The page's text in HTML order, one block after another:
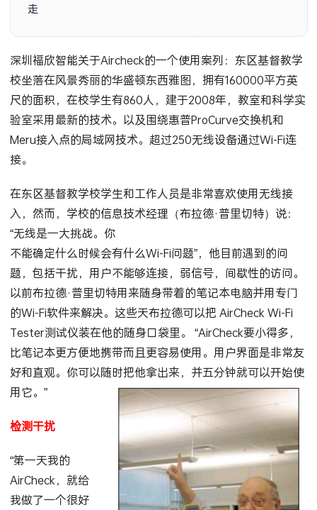
走到隐藏的接入点下方。
深圳福欣智能关于Aircheck的一个使用案列：东区基督教学
校坐落在风景秀丽的华盛顿东西雅图，拥有160000平方英
尺的面积，在校学生有860人，建于2008年，教室和科学实
验室采用最新的技术。以及围绕惠普ProCurve交换机和
Meru接入点的局域网技术。超过250无线设备通过Wi-Fi连
接。
在东区基督教学校学生和工作人员是非常喜欢使用无线接
入，然而，学校的信息技术经理（布拉德·普里切特）说：
“无线是一大挑战。你
不能确定什么时候会有什么Wi-Fi问题”，他目前遇到的问
题，包括干扰，用户不能够连接，弱信号，间歇性的访问。
以前布拉德·普里切特用来随身带着的笔记本电脑并用专门
的Wi-Fi软件来解决。这些天布拉德可以把 AirCheckWi-Fi
Tester测试仪装在他的随身口袋里。 “AirCheck要小得多，
比笔记本更方便地携带而且更容易使用。用户界面是非常友
好和直观。你可以随时把他拿出来，并五分钟就可以开始使
用它。”
检测干扰
“第一天我的
AirCheck，就给
我做了一个很好